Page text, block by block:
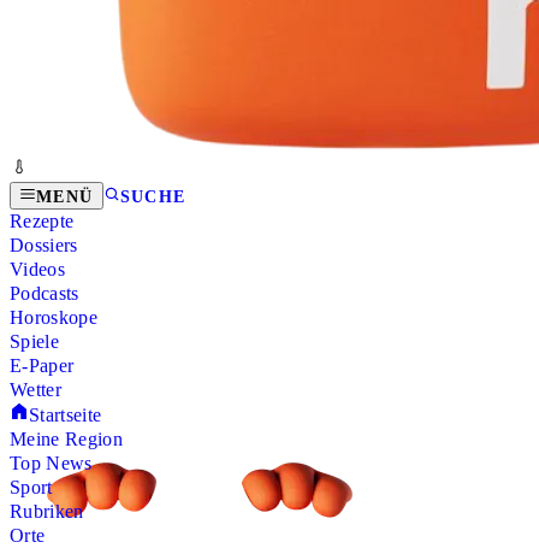
MENÜ SUCHE
Rezepte
Dossiers
Videos
Podcasts
Horoskope
Spiele
E-Paper
Wetter
Startseite
Meine Region
Top News
Sport
Rubriken
Orte